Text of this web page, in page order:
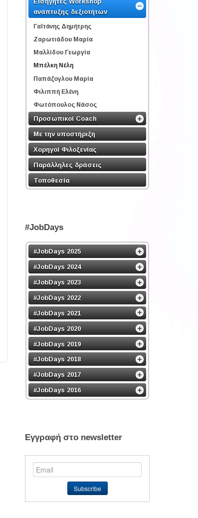
ανάπτυξης δεξιοτήτων
Γαϊτάνης Δημήτρης
Ζαρωτιάδου Μαρία
Μαλλίδου Γεωργία
Μπέλκη Νέλη
Παπάζογλου Μαρία
Φιλιππή Ελένη
Φωτόπουλος Νάσος
Προσωπικοί Coach
Με την υποστήριξη
Χορηγοί Φιλοξενίας
Παράλληλες δράσεις
Τοποθεσία
#JobDays
#JobDays 2025
#JobDays 2024
#JobDays 2023
#JobDays 2022
#JobDays 2021
#JobDays 2020
#JobDays 2019
#JobDays 2018
#JobDays 2017
#JobDays 2016
Εγγραφή στο newsletter